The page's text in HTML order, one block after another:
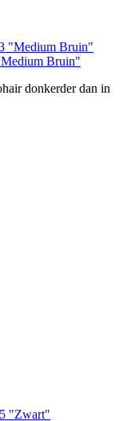
Bruin"
donkerder dan in